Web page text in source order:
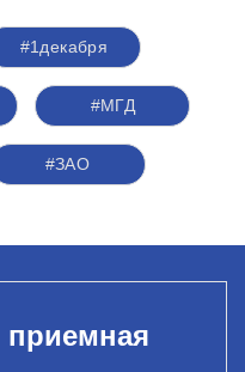
#1декабря
#МГД
#ЗАО